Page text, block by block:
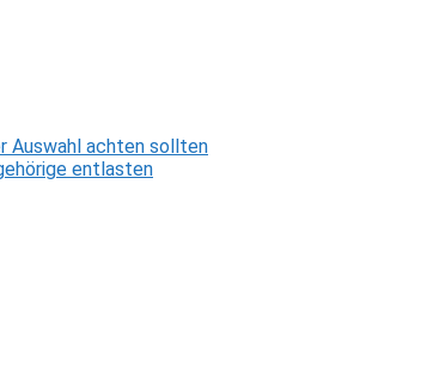
Auswahl achten sollten
entlasten